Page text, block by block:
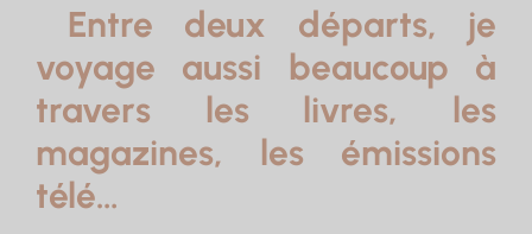
Entre deux départs, je
voyage aussi beaucoup à
travers les livres, les
magazines, les émissions
télé…